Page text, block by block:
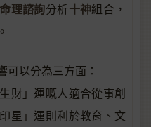
命理諮詢分析十神組合，
可以分為三方面：
財」運嘅人適合從事創
星」運則利於教育、文